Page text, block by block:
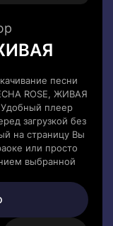
песни
ROSE, ЖИВАЯ
плеер
загрузкой без
на страницу Вы
или просто
выбранной